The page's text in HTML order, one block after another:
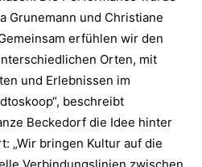
Grunemann und Christiane
erfühlen wir den
Orten, mit
und Erlebnissen im
beschreibt
Beckedorf die Idee hinter
„Wir bringen Kultur auf die